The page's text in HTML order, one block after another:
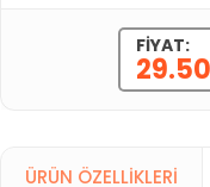
FIYAT:
ÜRÜN ÖZELLIKLERI